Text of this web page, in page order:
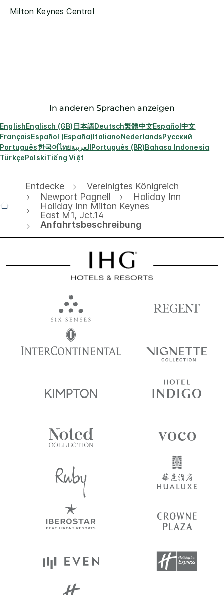
Milton Keynes Central
In anderen Sprachen anzeigen
EnglishEnglisch (GB) 日本語Deutsch繁體中文Español中文
FrançaisEspañol (España)ItalianoNederlandsРусский
Português한국어ไทยالعربيةPortuguês (BR)Bahasa Indonesia
TürkçePolskiTiếng Việt
Entdecke
Vereinigtes Königreich
Newport Pagnell
Holiday Inn
Holiday Inn Milton Keynes
East M1, Jct.14
Anfahrtsbeschreibung